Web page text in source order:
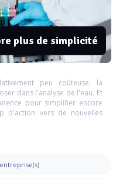
plus de simplicité
peu coûteuse, la
dans l'analyse de l'eau. Et
pour simplifier encore
d'action vers de nouvelles